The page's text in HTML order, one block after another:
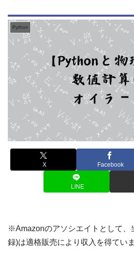
Python
X Facebook
LINE
※Amazonのアソシエイトとして、
録)は適格販売により収入を得ていま